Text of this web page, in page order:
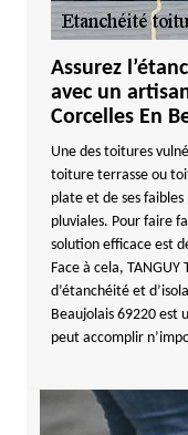
Assurez
avec un
Corcelles En
Une des toitures
toiture terrasse ou
plate et de ses
pluviales. Pour faire
solution efficace est
Face à cela, TANGUY
d’étanchéité et
Beaujolais 69220 est
peut accomplir